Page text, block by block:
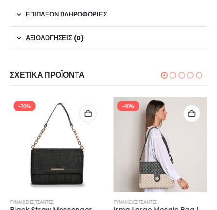
ΕΠΙΠΛΈΟΝ ΠΛΗΡΟΦΟΡΊΕΣ
ΑΞΙΟΛΟΓΉΣΕΙΣ (0)
ΣΧΕΤΙΚΆ ΠΡΟΪΌΝΤΑ
-20%
ΓΥΝΑΙΚΕΊΕΣ ΤΣΆΝΤΕΣ
-40%
ΓΥΝΑΙΚΕΊΕΣ ΤΣΆΝΤΕΣ